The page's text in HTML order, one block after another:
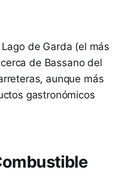
de Garda (el más
de Bassano del
aunque más
gastronómicos